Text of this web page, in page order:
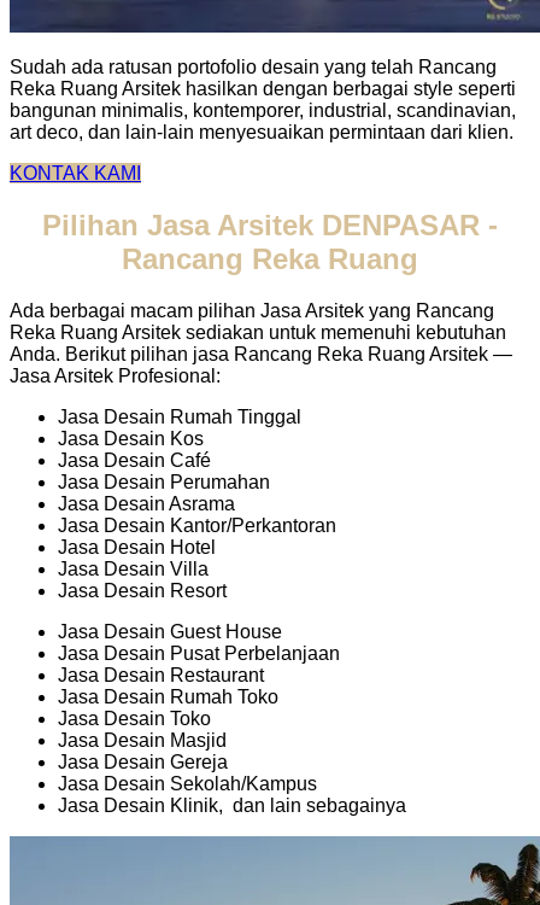
Sudah ada ratusan portofolio desain yang telah Rancang
Reka Ruang Arsitek hasilkan dengan berbagai style seperti
bangunan minimalis, kontemporer, industrial, scandinavian,
art deco, dan lain-lain menyesuaikan permintaan dari klien.
KONTAK KAMI
Pilihan Jasa Arsitek DENPASAR -
Rancang Reka Ruang
Ada berbagai macam pilihan Jasa Arsitek yang Rancang
Reka Ruang Arsitek sediakan untuk memenuhi kebutuhan
Anda. Berikut pilihan jasa Rancang Reka Ruang Arsitek —
Jasa Arsitek Profesional:
Jasa Desain Rumah Tinggal
Jasa Desain Kos
Jasa Desain Café
Jasa Desain Perumahan
Jasa Desain Asrama
Jasa Desain Kantor/Perkantoran
Jasa Desain Hotel
Jasa Desain Villa
Jasa Desain Resort
Jasa Desain Guest House
Jasa Desain Pusat Perbelanjaan
Jasa Desain Restaurant
Jasa Desain Rumah Toko
Jasa Desain Toko
Jasa Desain Masjid
Jasa Desain Gereja
Jasa Desain Sekolah/Kampus
Jasa Desain Klinik, dan lain sebagainya